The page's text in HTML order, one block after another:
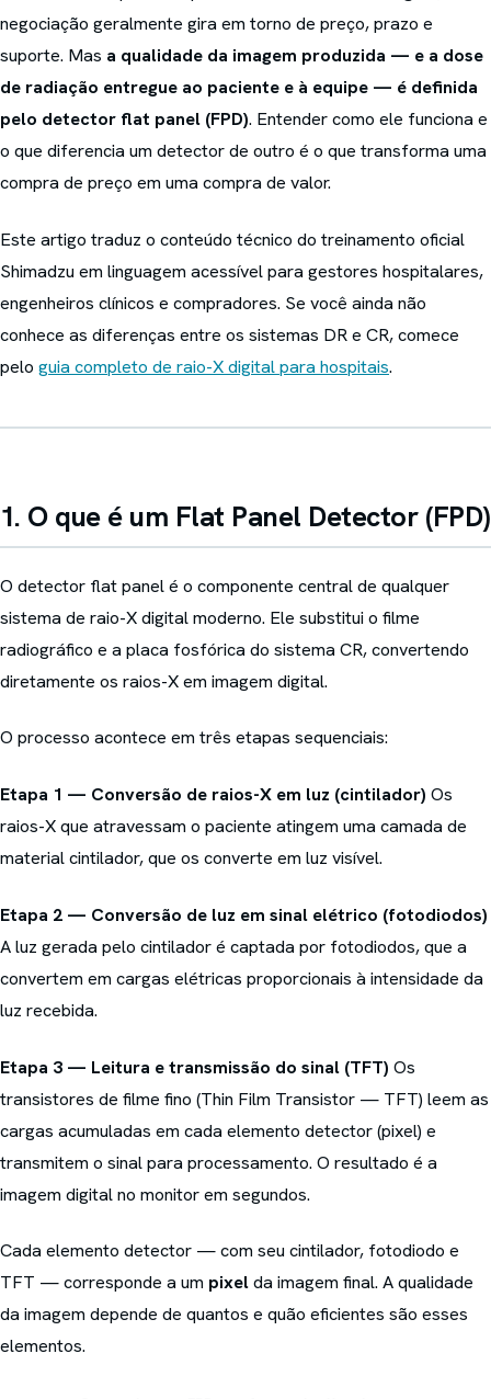
negociação geralmente gira em torno de preço, prazo e
suporte. Mas a qualidade da imagem produzida — e a dose
de radiação entregue ao paciente e à equipe — é definida
pelo detector flat panel (FPD). Entender como ele funciona e
o que diferencia um detector de outro é o que transforma uma
compra de preço em uma compra de valor.
Este artigo traduz o conteúdo técnico do treinamento oficial
Shimadzu em linguagem acessível para gestores hospitalares,
engenheiros clínicos e compradores. Se você ainda não
conhece as diferenças entre os sistemas DR e CR, comece
pelo guia completo de raio-X digital para hospitais.
1. O que é um Flat Panel Detector (FPD)
O detector flat panel é o componente central de qualquer
sistema de raio-X digital moderno. Ele substitui o filme
radiográfico e a placa fosfórica do sistema CR, convertendo
diretamente os raios-X em imagem digital.
O processo acontece em três etapas sequenciais:
Etapa 1 — Conversão de raios-X em luz (cintilador) Os
raios-X que atravessam o paciente atingem uma camada de
material cintilador, que os converte em luz visível.
Etapa 2 — Conversão de luz em sinal elétrico (fotodiodos)
A luz gerada pelo cintilador é captada por fotodiodos, que a
convertem em cargas elétricas proporcionais à intensidade da
luz recebida.
Etapa 3 — Leitura e transmissão do sinal (TFT) Os
transistores de filme fino (Thin Film Transistor — TFT) leem as
cargas acumuladas em cada elemento detector (pixel) e
transmitem o sinal para processamento. O resultado é a
imagem digital no monitor em segundos.
Cada elemento detector — com seu cintilador, fotodiodo e
TFT — corresponde a um pixelda imagem final. A qualidade
da imagem depende de quantos e quão eficientes são esses
elementos.